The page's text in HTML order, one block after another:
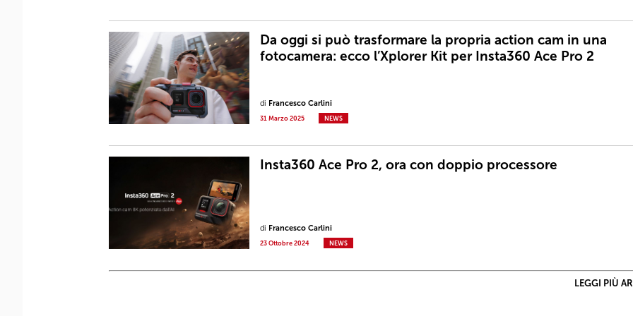
Da oggi si può trasformare la propria action cam in una
fotocamera: ecco l’Xplorer Kit per Insta360 Ace Pro 2
di Francesco Carlini
31 Marzo 2025 NEWS
Insta360 Ace Pro 2, ora con doppio processore
di Francesco Carlini
23 Ottobre 2024 NEWS
LEGGI PIÙ